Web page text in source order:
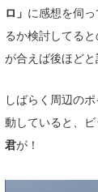
ロ」 に感想を伺
るか検討してる
が合えば後ほどと
しばらく周辺の
動していると、
君が！
mitz
OYZ
Soulman
waka☆=